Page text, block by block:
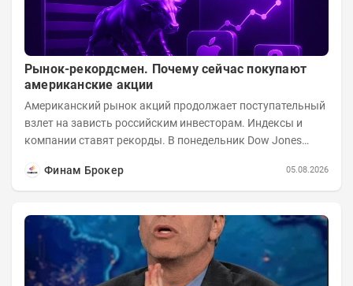
Рынок-рекордсмен. Почему сейчас покупают
американские акции
Американский рынок акций продолжает поступательный
взлет на зависть российским инвесторам. Индексы и
компании ставят рекорды. В понедельник Dow Jones
Финам Брокер
05.08.2026